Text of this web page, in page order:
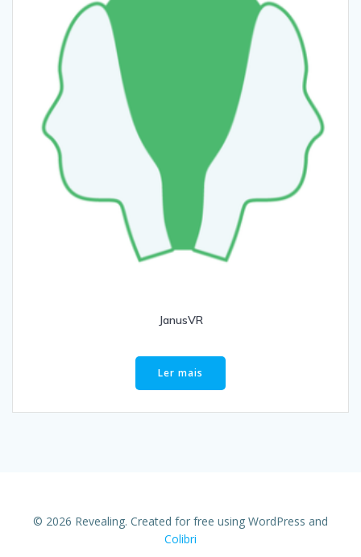
JanusVR
Ler mais
© 2026 Revealing. Created for free using WordPress and
Colibri